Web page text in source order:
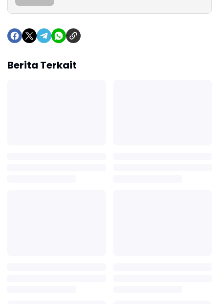
Berita Terkait